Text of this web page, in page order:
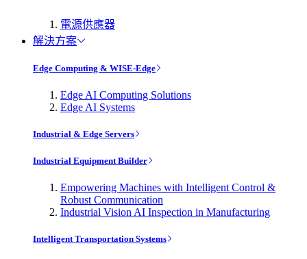
電源供應器
解決方案
Edge Computing & WISE-Edge
Edge AI Computing Solutions
Edge AI Systems
Industrial & Edge Servers
Industrial Equipment Builder
Empowering Machines with Intelligent Control &
Robust Communication
Industrial Vision AI Inspection in Manufacturing
Intelligent Transportation Systems